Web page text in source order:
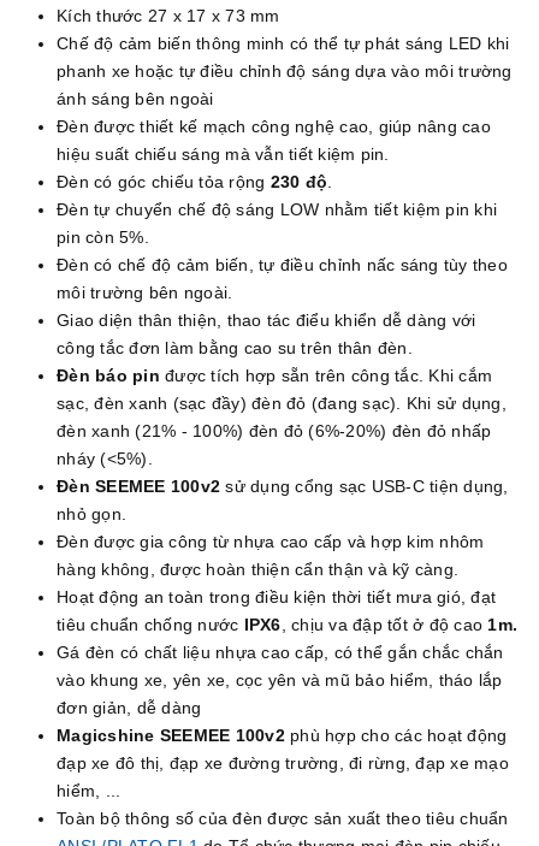
Kích thước 27 x 17 x 73 mm
Chế độ cảm biến thông minh có thể tự phát sáng LED khi
phanh xe hoặc tự điều chỉnh độ sáng dựa vào môi trường
ánh sáng bên ngoài
Đèn được thiết kế mạch công nghệ cao, giúp nâng cao
hiệu suất chiếu sáng mà vẫn tiết kiệm pin.
Đèn có góc chiếu tỏa rộng 230 độ.
Đèn tự chuyển chế độ sáng LOW nhằm tiết kiệm pin khi
pin còn 5%.
Đèn có chế độ cảm biến, tự điều chỉnh nấc sáng tùy theo
môi trường bên ngoài.
Giao diện thân thiện, thao tác điểu khiển dễ dàng với
công tắc đơn làm bằng cao su trên thân đèn.
Đèn báo pin được tích hợp sẵn trên công tắc. Khi cắm
sạc, đèn xanh (sạc đầy) đèn đỏ (đang sạc). Khi sử dụng,
đèn xanh (21% - 100%) đèn đỏ (6%-20%) đèn đỏ nhấp
nháy (<5%).
Đèn SEEMEE 100v2 sử dụng cổng sạc USB-C tiện dụng,
nhỏ gọn.
Đèn được gia công từ nhựa cao cấp và hợp kim nhôm
hàng không, được hoàn thiện cẩn thận và kỹ càng.
Hoạt động an toàn trong điều kiện thời tiết mưa gió, đạt
tiêu chuẩn chống nước IPX6, chịu va đập tốt ở độ cao1m.
Gá đèn có chất liệu nhựa cao cấp, có thể gắn chắc chắn
vào khung xe, yên xe, cọc yên và mũ bảo hiểm, tháo lắp
đơn giản, dễ dàng
Magicshine SEEMEE 100v2phù hợp cho các hoạt động
đạp xe đô thị, đạp xe đường trường, đi rừng, đạp xe mạo
hiểm, ...
Toàn bộ thông số của đèn được sản xuất theo tiêu chuẩn